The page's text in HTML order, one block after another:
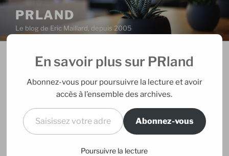
Aller
contenu
principal
PRLAND
Le blog de Eric Maillard, depuis 2005
PUBLIÉ
07/01/2007PARERIC
2007 en images
En savoir plus sur PRland
Abonnez-vous pour poursuivre la lecture et avoir
accès à l’ensemble des archives.
Saisissez votre adresse e-mail…
Abonnez-vous
Poursuivre la lecture